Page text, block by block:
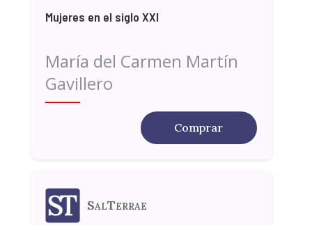
Mujeres en el siglo XXI
María del Carmen Martín
Gavillero
Comprar
SalTerrae